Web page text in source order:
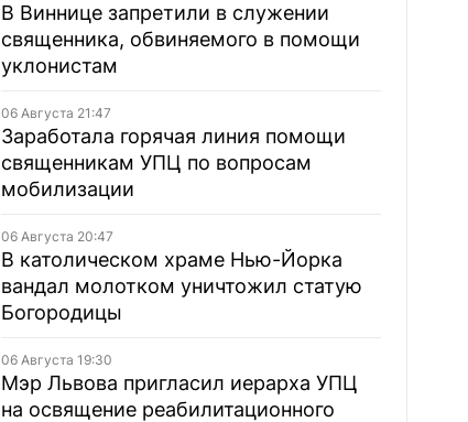
В Виннице запретили в служении
священника, обвиняемого в помощи
уклонистам
06 Августа 21:47
Заработала горячая линия помощи
священникам УПЦ по вопросам
мобилизации
06 Августа 20:47
В католическом храме Нью-Йорка
вандал молотком уничтожил статую
Богородицы
06 Августа 19:30
Мэр Львова пригласил иерарха УПЦ
на освящение реабилитационного